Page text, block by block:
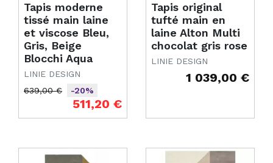
Tapis moderne
tissé main laine
et viscose Bleu,
Gris, Beige
Blocchi Aqua
LINIE DESIGN
Prix de base
639,00 €
-20%
511,20 €
Tapis original
tufté main en
laine Alton Multi
chocolat gris rose
LINIE DESIGN
1 039,00 €